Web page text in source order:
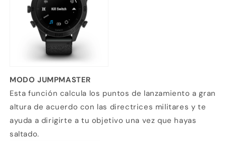
MODO JUMPMASTER
Esta función calcula los puntos de lanzamiento a gran
altura de acuerdo con las directrices militares y te
ayuda a dirigirte a tu objetivo una vez que hayas
saltado.